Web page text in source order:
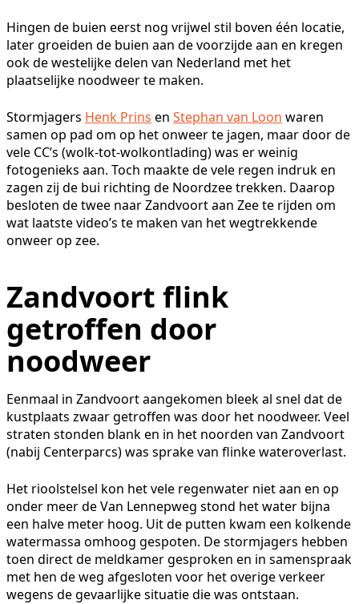
Hingen de buien eerst nog vrijwel stil boven één locatie,
later groeiden de buien aan de voorzijde aan en kregen
ook de westelijke delen van Nederland met het
plaatselijke noodweer te maken.
Stormjagers Henk Prins en Stephan van Loon waren
samen op pad om op het onweer te jagen, maar door de
vele CC’s (wolk-tot-wolkontlading) was er weinig
fotogenieks aan. Toch maakte de vele regen indruk en
zagen zij de bui richting de Noordzee trekken. Daarop
besloten de twee naar Zandvoort aan Zee te rijden om
wat laatste video’s te maken van het wegtrekkende
onweer op zee.
Zandvoort flink
getroffen door
noodweer
Eenmaal in Zandvoort aangekomen bleek al snel dat de
kustplaats zwaar getroffen was door het noodweer. Veel
straten stonden blank en in het noorden van Zandvoort
(nabij Centerparcs) was sprake van flinke wateroverlast.
Het rioolstelsel kon het vele regenwater niet aan en op
onder meer de Van Lennepweg stond het water bijna
een halve meter hoog. Uit de putten kwam een kolkende
watermassa omhoog gespoten. De stormjagers hebben
toen direct de meldkamer gesproken en in samenspraak
met hen de weg afgesloten voor het overige verkeer
wegens de gevaarlijke situatie die was ontstaan.